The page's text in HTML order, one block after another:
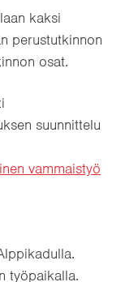
kaksi
perustutkinnon
osat.
suunnittelu
vammaistyö
työpaikalla.